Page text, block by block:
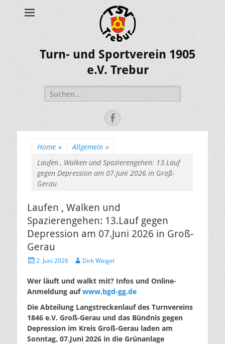
Turn- und Sportverein 1905
e.V. Trebur
Suche
nach:
Facebook
Home » Allgemein »
Laufen , Walken und Spazierengehen: 13.Lauf
gegen Depression am 07.Juni 2026 in Groß-
Gerau
Laufen , Walken und
Spazierengehen: 13.Lauf gegen
Depression am 07.Juni 2026 in Groß-
Gerau
Posted2. Juni 2026 AuthorDirk Weigel
Wer läuft und walkt mit? Infos und Online-
Anmeldung aufwww.bgd-gg.de
Die Abteilung Langstreckenlauf des Turnvereins
1846 e.V. Groß-Gerau und das Bündnis gegen
Depression im Kreis Groß-Gerau laden am
Sonntag, 07.Juni 2026 in die Grünanlage